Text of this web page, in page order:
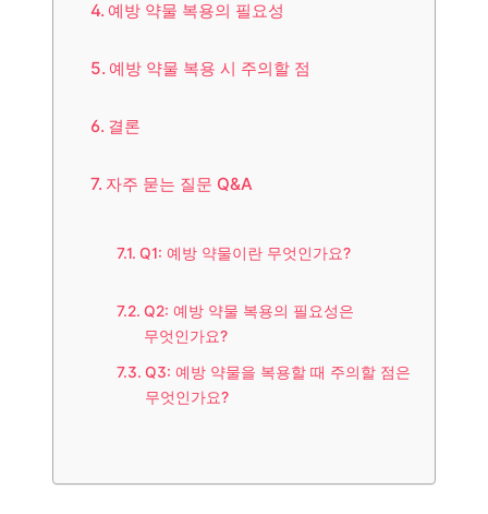
예방 약물 복용의 필요성
예방 약물 복용 시 주의할 점
결론
자주 묻는 질문 Q&A
Q1: 예방 약물이란 무엇인가요?
Q2: 예방 약물 복용의 필요성은
무엇인가요?
Q3: 예방 약물을 복용할 때 주의할 점은
무엇인가요?